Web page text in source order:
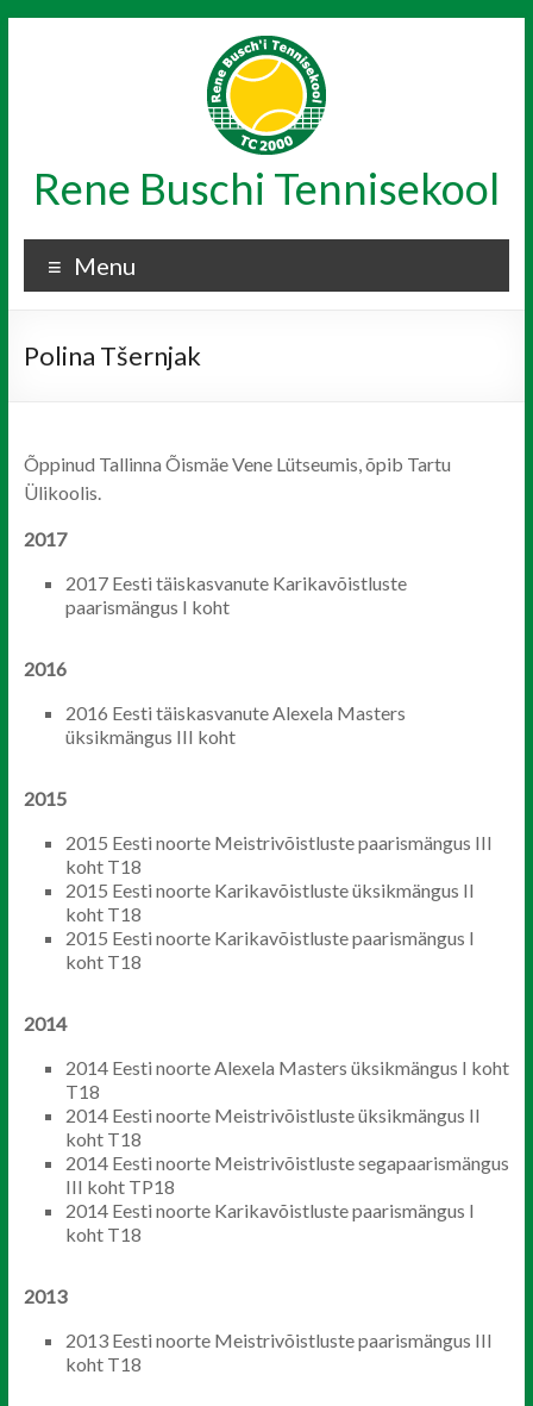
Rene Buschi Tennisekool
Menu
Polina Tšernjak
Õppinud Tallinna Õismäe Vene Lütseumis, õpib Tartu
Ülikoolis.
2017
2017 Eesti täiskasvanute Karikavõistluste
paarismängus I koht
2016
2016 Eesti täiskasvanute Alexela Masters
üksikmängus III koht
2015
2015 Eesti noorte Meistrivõistluste paarismängus III
koht T18
2015 Eesti noorte Karikavõistluste üksikmängus II
koht T18
2015 Eesti noorte Karikavõistluste paarismängus I
koht T18
2014
2014 Eesti noorte Alexela Masters üksikmängus I koht
T18
2014 Eesti noorte Meistrivõistluste üksikmängus II
koht T18
2014 Eesti noorte Meistrivõistluste segapaarismängus
III koht TP18
2014 Eesti noorte Karikavõistluste paarismängus I
koht T18
2013
2013 Eesti noorte Meistrivõistluste paarismängus III
koht T18